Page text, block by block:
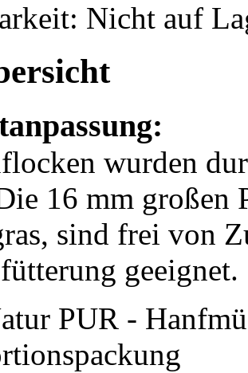
Nicht auf
wurden
16 mm großen
sind frei von
geeignet.
PUR -